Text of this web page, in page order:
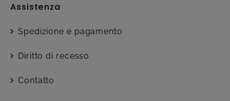
Assistenza
Spedizione e pagamento
Diritto di recesso
Contatto